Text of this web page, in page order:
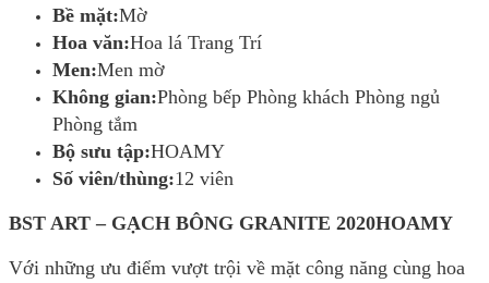
Bề mặt:Mờ
Hoa văn:Hoa lá Trang Trí
Men:Men mờ
Không gian:Phòng bếp Phòng khách Phòng ngủ
Phòng tắm
Bộ sưu tập:HOAMY
Số viên/thùng:12 viên
BST ART – GẠCH BÔNG GRANITE 2020HOAMY
Với những ưu điểm vượt trội về mặt công năng cùng hoa